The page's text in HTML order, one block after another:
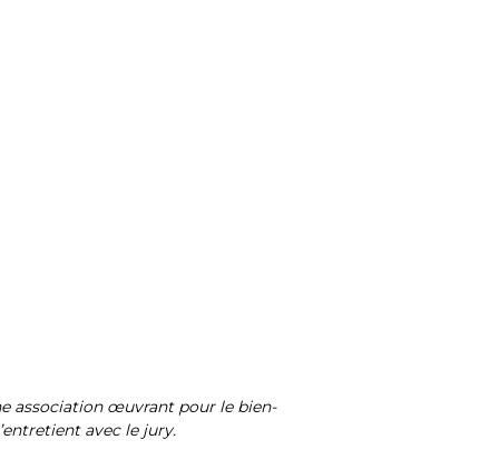
association œuvrant pour le bien-
avec le jury.